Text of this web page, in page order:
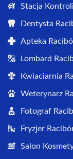
Stacja
Dentysta
Apteka
Lombard
Kwiaciarnia
Weterynarz
Fotograf
Fryzjer
Salon